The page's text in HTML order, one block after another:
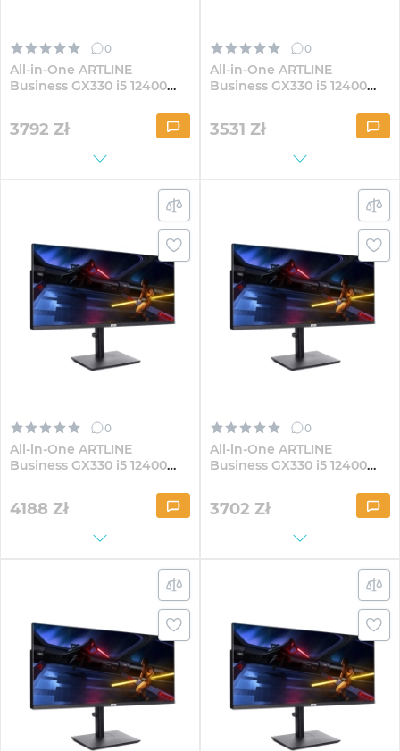
0
All-in-One ARTLINE
Business GX330 i5 12400
3792 Zł
0
All-in-One ARTLINE
Business GX330 i5 12400
3531 Zł
0
All-in-One ARTLINE
Business GX330 i5 12400
4188 Zł
0
All-in-One ARTLINE
Business GX330 i5 12400
3702 Zł